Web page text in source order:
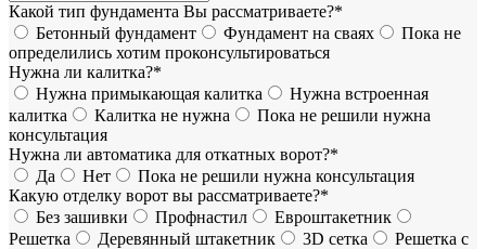
Какой тип фундамента Вы рассматриваете?*
Бетонный фундамент
Фундамент на сваях
Пока не
определились хотим проконсультироваться
Нужна ли калитка?*
Нужна примыкающая калитка
Нужна встроенная
калитка
Калитка не нужна
Пока не решили нужна
консультация
Нужна ли автоматика для откатных ворот?*
Да
Нет
Пока не решили нужна консультация
Какую отделку ворот вы рассматриваете?*
Без зашивки
Профнастил
Евроштакетник
Решетка
Деревянный штакетник 3D сетка
Решетка с